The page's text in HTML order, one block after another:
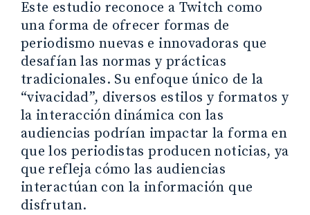
Este estudio reconoce a Twitch como
una forma de ofrecer formas de
periodismo nuevas e innovadoras que
desafían las normas y prácticas
tradicionales. Su enfoque único de la
“vivacidad”, diversos estilos y formatos y
la interacción dinámica con las
audiencias podrían impactar la forma en
que los periodistas producen noticias, ya
que refleja cómo las audiencias
interactúan con la información que
disfrutan.